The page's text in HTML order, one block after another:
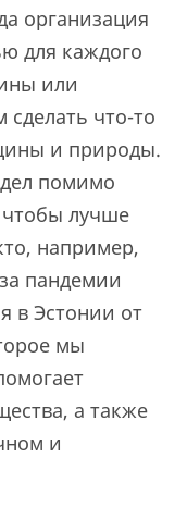
организация
для каждого
или
что-то
и природы.
помимо
чтобы лучше
например,
пандемии
в Эстонии от
мы
а также
и